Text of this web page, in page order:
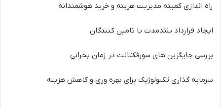
راه اندازی کمیته مدیریت هزینه و خرید هوشمندانه
ایجاد قرارداد بلندمدت با تامین کنندگان
بررسی جایگزین های سورفکتانت در زمان بحرانی
سرمایه گذاری تکنولوژیک برای بهره وری و کاهش هزینه